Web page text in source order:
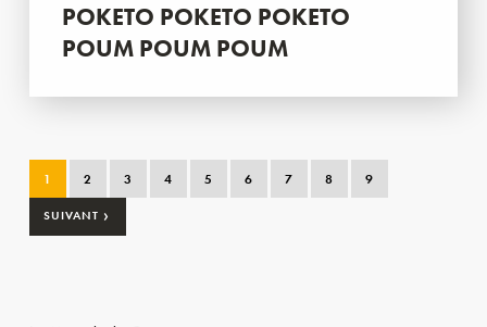
POKETO POKETO POKETO
POUM POUM POUM
1 2 3 4 5 6 7 8 9
SUIVANT ›